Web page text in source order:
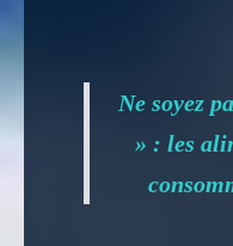
Ne soyez
» : les